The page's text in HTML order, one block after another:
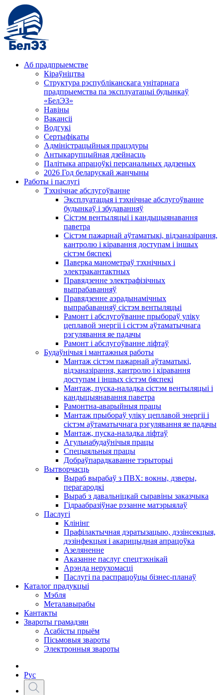
Аб прадпрыемстве
Кіраўніцтва
Структура рэспубліканскага унітарнага
прадпрыемства па эксплуатацыі будынкаў
«БелЭЗ»
Навіны
Вакансіі
Водгукі
Сертыфікаты
Адміністрацыйныя працэдуры
Антыкарупцыйная дзейнасць
Палітыка апрацоўкі персанальных дадзеных
2026 Год беларускай жанчыны
Работы і паслугі
Тэхнічнае абслугоўванне
Эксплуатацыя і тэхнічнае абслугоўванне
будынкаў і збудаванняў
Сістэм вентыляцыі і кандыцыянавання
паветра
Сістэм пажарнай аўтаматыкі, відэаназірання,
кантролю і кіравання доступам і іншых
сістэм бяспекі
Паверка манометраў тэхнічных і
электракантактных
Правядзенне электрафізічных
выпрабаванняў
Правядзенне аэрадынамічных
выпрабаванняў сістэм вентыляцыі
Рамонт і абслугоўванне прыбораў уліку
цеплавой энергіі і сістэм аўтаматычнага
рэгулявання яе падачы
Рамонт і абслугоўванне ліфтаў
Будаўнічыя і мантажныя работы
Мантаж сістэм пажарнай аўтаматыкі,
відэаназірання, кантролю і кіравання
доступам і іншых сістэм бяспекі
Мантаж, пуска-наладка сістэм вентыляцыі і
кандыцыянавання паветра
Рамонтна-аварыйныя працы
Мантаж прыбораў уліку цеплавой энергіі і
сістэм аўтаматычнага рэгулявання яе падачы
Мантаж, пуска-наладка ліфтаў
Агульнабудаўнічыя працы
Спецыяльныя працы
Добраўпарадкаванне тэрыторыі
Вытворчасць
Выраб вырабаў з ПВХ: вокны, дзверы,
перагародкі
Выраб з давальніцкай сыравіны заказчыка
Гідраабразіўнае рэзанне матэрыялаў
Паслугі
Клінінг
Прафілактычная дэратызацыю, дэзiнсекцыя,
дэзінфекцыя і акарицыдная апрацоўка
Азеляненне
Аказанне паслуг спецтэхнікай
Арэнда нерухомасці
Паслугі па распрацоўцы бізнес-планаў
Каталог прадукцыі
Мэбля
Металавырабы
Кантакты
Звароты грамадзян
Асабісты прыём
Пісьмовыя звароты
Электронныя звароты
Рус